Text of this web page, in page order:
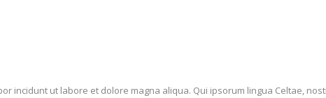
incidunt ut labore et dolore magna aliqua. Qui ipsorum lingua Celtae,